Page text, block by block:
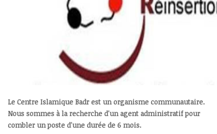
Le Centre Islamique Badr est un organisme communautaire.
Nous sommes à la recherche d'un agent administratif pour
combler un poste d'une durée de 6 mois.